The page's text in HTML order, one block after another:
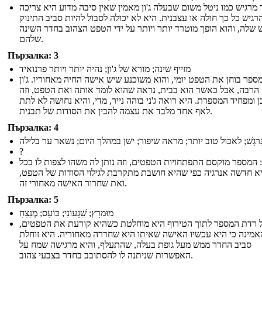
כמו ניטל משום שבעלה ג'ון מאמין שאין סיבה מדוע היא צריכה
כל כך חולה או עצבנית. היא לא יכולה לסבול להיות סביב התינוק
שלה, והוא הופך מוטרד יותר ויותר על ידי הטפט הצהוב בחדר השינה
שלהם.
Пързалка: 3
מזייף שינה; מורא של ג'ון; נהיה יותר ויותר פרנואיד
בוחן את הטפט יומי, והוא משוכנע שיש אישה החיה מאחוריו. ג'ון
הרבה, אבל כאשר הוא בבית, נראה שהוא לומד אותה ואת הטפט, וזה
ומפחיד המספרת. היא רואה ג'ני בוהה נייר, מדי, והיא נחושה לא לתת
לאף אחד מלבד את עצמה להבין את הסודות של תבנית.
Пързалка: 4
לאכול טוב יותר; מראה שיפור; ישן במהלך היום; נשאר ער בלילה
?
המספר מוקסם התפתחויות הטפטים, וזה נותן לה משהו לצפות לו בכל
חדשה אנרגיה כפי שהיא חושבת מתקרבת לגילוי הסודות של הטפט,
ואת שחרור האישה מאחורי זה.
Пързалка: 5
מוּמרָץ; שִׁגָעוֹנִי; כּוֹעֵס; מְנַצֵחַ
רדת המספר לתוך הטירוף היא מוחלטת כשהיא קורעת את הטפטים,
כי היא עכשיו האישה שאיתו היא שחררה מאחוריה. היא זוחלת
סביב החדר ממש מעל גופת בעלה, שהתעלף, והיא מרגישה שמח על
האפשרות שניתנה לו להסתובב בחדר בצבעי צהוב.